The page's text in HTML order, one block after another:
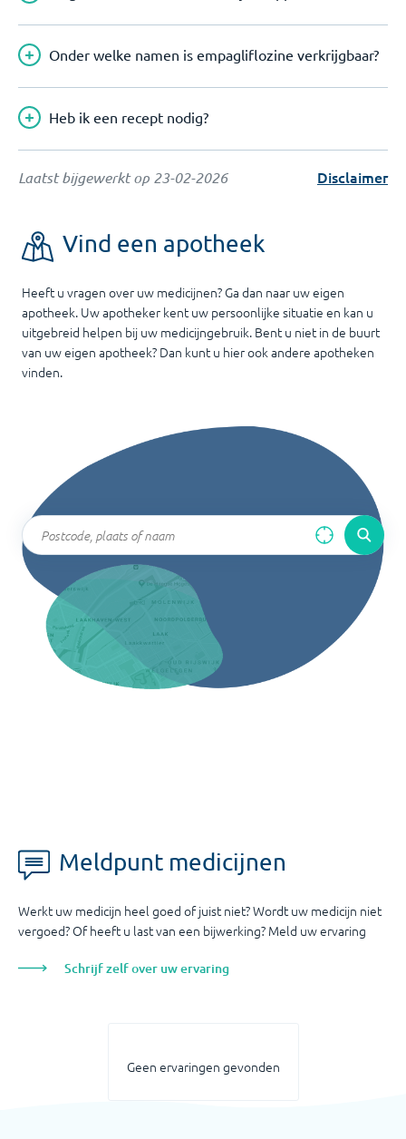
Onder welke namen is empagliflozine verkrijgbaar?
Heb ik een recept nodig?
Laatst bijgewerkt op 23-02-2026 Disclaimer
Vind een apotheek
Heeft u vragen over uw medicijnen? Ga dan naar uw eigen
apotheek. Uw apotheker kent uw persoonlijke situatie en kan u
uitgebreid helpen bij uw medicijngebruik. Bent u niet in de buurt
van uw eigen apotheek? Dan kunt u hier ook andere apotheken
vinden.
Meldpunt medicijnen
Werkt uw medicijn heel goed of juist niet? Wordt uw medicijn niet
vergoed? Of heeft u last van een bijwerking? Meld uw ervaring
Schrijf zelf over uw ervaring
Geen ervaringen gevonden